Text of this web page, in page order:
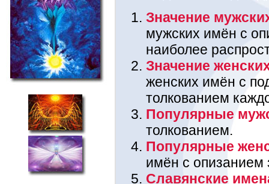
Значение
мужских имён с
наиболее
Значение
женских имён с
толкованием
Популярные
толкованием.
Популярные
имён с опизанием
Славянские